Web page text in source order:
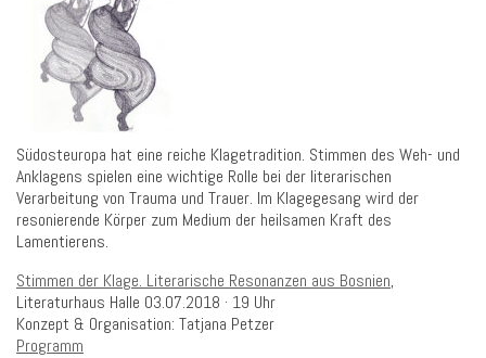
Südosteuropa hat eine reiche Klagetradition. Stimmen des Weh- und
Anklagens spielen eine wichtige Rolle bei der literarischen
Verarbeitung von Trauma und Trauer. Im Klagegesang wird der
resonierende Körper zum Medium der heilsamen Kraft des
Lamentierens.
Stimmen der Klage. Literarische Resonanzen aus Bosnien,
Literaturhaus Halle 03.07.2018 · 19 Uhr
Konzept & Organisation: Tatjana Petzer
Programm